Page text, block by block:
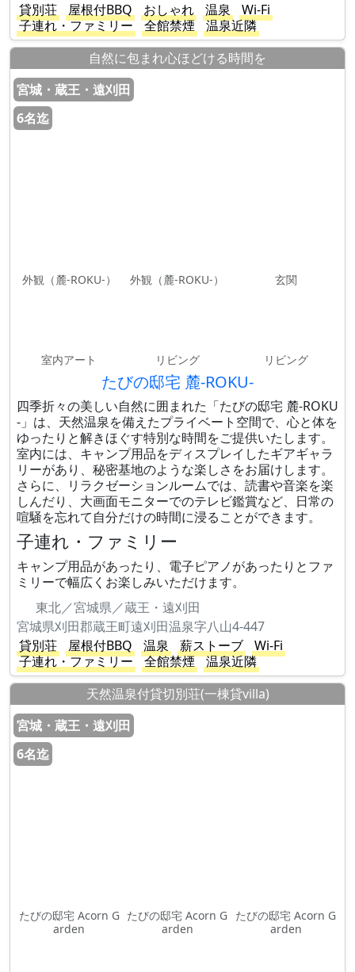
貸別荘
屋根付BBQ おしゃれ 温泉
Wi-Fi
子連れ・ファミリー
全館禁煙
温泉近隣
自然に包まれ心ほどける時間を
宮城・蔵王・遠刈田
6名迄
外観（麓-ROKU-） 外観（麓-ROKU-） 玄関
室内アート リビング リビング
たびの邸宅 麓-ROKU-
四季折々の美しい自然に囲まれた「たびの邸宅 麓-ROKU
-」は、天然温泉を備えたプライベート空間で、心と体を
ゆったりと解きほぐす特別な時間をご提供いたします。
室内には、キャンプ用品をディスプレイしたギアギャラ
リーがあり、秘密基地のような楽しさをお届けします。
さらに、リラクゼーションルームでは、読書や音楽を楽
しんだり、大画面モニターでのテレビ鑑賞など、日常の
喧騒を忘れて自分だけの時間に浸ることができます。
子連れ・ファミリー
キャンプ用品があったり、電子ピアノがあったりとファ
ミリーで幅広くお楽しみいただけます。
東北／宮城県／蔵王・遠刈田
宮城県刈田郡蔵王町遠刈田温泉字八山4-447
貸別荘
屋根付BBQ 温泉 薪ストーブ
Wi-Fi
子連れ・ファミリー
全館禁煙
温泉近隣
天然温泉付貸切別荘(一棟貸villa)
宮城・蔵王・遠刈田
6名迄
たびの邸宅 Acorn G
arden
たびの邸宅 Acorn G
arden
たびの邸宅 Acorn G
arden